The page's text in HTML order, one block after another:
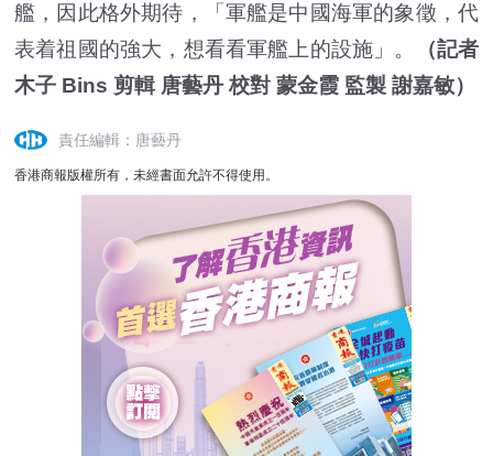
艦，因此格外期待，「軍艦是中國海軍的象徵，代
表着祖國的強大，想看看軍艦上的設施」。
（記者
木子 Bins 剪輯 唐藝丹 校對 蒙金霞 監製 謝嘉敏）
責任編輯：唐藝丹
香港商報版權所有，未經書面允許不得使用。